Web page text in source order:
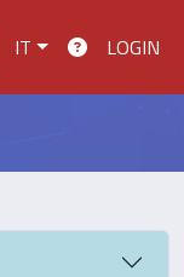
IT LOGIN